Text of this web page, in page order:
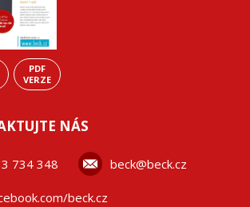
PDF
VERZE
NÁS
734 348 beck@beck.cz
beck.cz